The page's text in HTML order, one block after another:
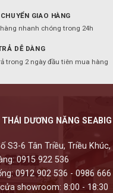
GIAO HÀNG
nhanh chóng trong 24h
DỄ DÀNG
trong 2 ngày đầu tiên mua hàng
DƯƠNG NĂNG SEABIG
S3-6 Tân Triều, Triều Khúc,
0915 922 536
0912 902 536 - 0986 666
showroom: 8:00 - 18:30